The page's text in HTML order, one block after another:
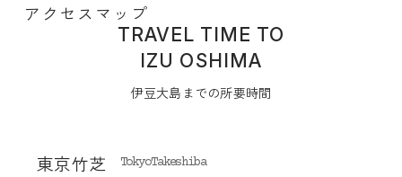
アクセスマップ
TRAVEL TIME TO
IZU OSHIMA
伊豆大島までの所要時間
東京竹芝 TokyoTakeshiba